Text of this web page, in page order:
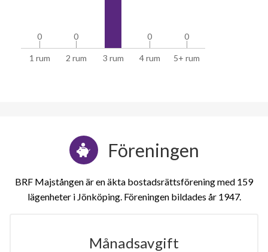
1 rum 2 rum 3 rum 4 rum 5+ rum
0
0 0
0 0
0 0
0
Föreningen
BRF Majstången är en äkta bostadsrättsförening med 159
lägenheter i Jönköping. Föreningen bildades år 1947
Månadsavgift